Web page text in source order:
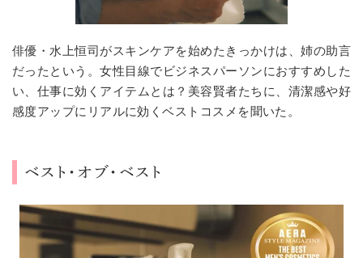
俳優・水上恒司がスキンケアを始めたきっかけは、姉の助言
だったという。女性目線でビジネスパーソンにおすすめした
い、仕事に効くアイテムとは？美容賢者たちに、清潔感や好
感度アップにリアルに効くベストコスメを聞いた。
ベスト・オブ・ベスト